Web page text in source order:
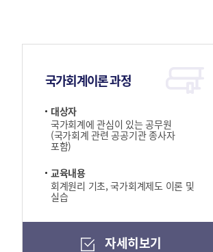
국가회계이론 과정
대상자
국가회계에 관심이 있는 공무원
(국가회계 관련 공공기관 종사자
포함)
교육내용
회계원리 기초, 국가회계제도 이론 및
실습
자세히보기